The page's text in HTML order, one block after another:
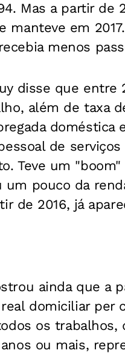
Mas a partir de
manteve em
menos
disse que entre
além de taxa
doméstica
de
Teve um
um pouco da
de 2016, já
ainda que a
domiciliar per
os
ou mais,